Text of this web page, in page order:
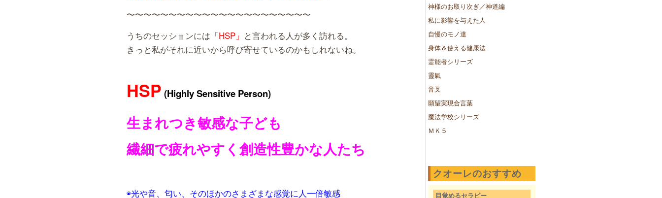
〜〜〜〜〜〜〜〜〜〜〜〜〜〜〜〜〜〜〜〜〜〜
うちのセッションには 「HSP」 と言われる人が多く訪れる。
きっと私がそれに近いから呼び寄せているのかもしれないね。
HSP (Highly Sensitive Person)
生まれつき敏感な子ども
繊細で疲れやすく創造性豊かな人たち
◉光や音、匂い、そのほかのさまざまな感覚に人一倍敏感
神様のお取り次ぎ／神道編
私に影響を与えた人
自慢のモノ達
身体＆使える健康法
霊能者シリーズ
靈氣
音叉
願望実現合言葉
魔法学校シリーズ
ＭＫ５
クオーレのおすすめ
目覚めるセラピー